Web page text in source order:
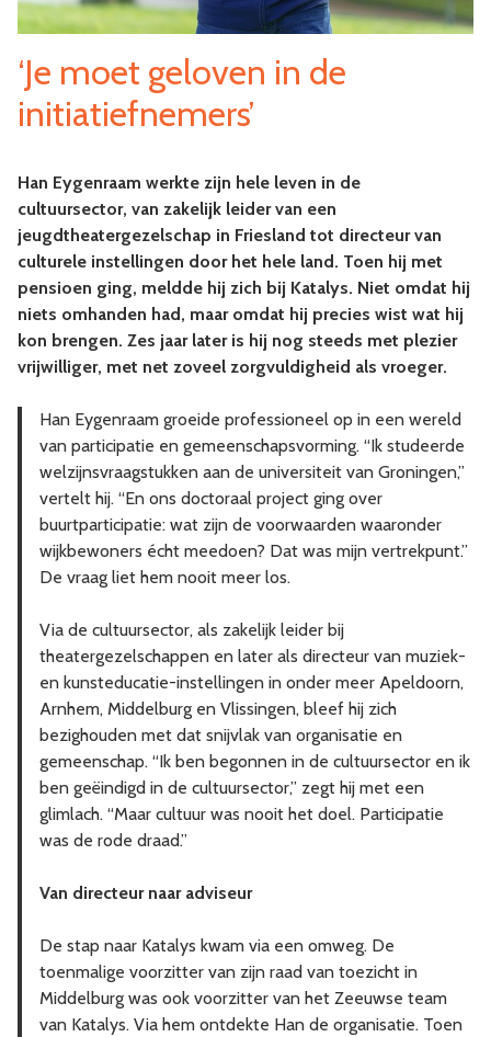
‘Je moet geloven in de
initiatiefnemers’
Han Eygenraam werkte zijn hele leven in de
cultuursector, van zakelijk leider van een
jeugdtheatergezelschap in Friesland tot directeur van
culturele instellingen door het hele land. Toen hij met
pensioen ging, meldde hij zich bij Katalys. Niet omdat hij
niets omhanden had, maar omdat hij precies wist wat hij
kon brengen. Zes jaar later is hij nog steeds met plezier
vrijwilliger, met net zoveel zorgvuldigheid als vroeger.
Han Eygenraam groeide professioneel op in een wereld
van participatie en gemeenschapsvorming. “Ik studeerde
welzijnsvraagstukken aan de universiteit van Groningen,”
vertelt hij. “En ons doctoraal project ging over
buurtparticipatie: wat zijn de voorwaarden waaronder
wijkbewoners écht meedoen? Dat was mijn vertrekpunt.”
De vraag liet hem nooit meer los.
Via de cultuursector, als zakelijk leider bij
theatergezelschappen en later als directeur van muziek-
en kunsteducatie-instellingen in onder meer Apeldoorn,
Arnhem, Middelburg en Vlissingen, bleef hij zich
bezighouden met dat snijvlak van organisatie en
gemeenschap. “Ik ben begonnen in de cultuursector en ik
ben geëindigd in de cultuursector,” zegt hij met een
glimlach. “Maar cultuur was nooit het doel. Participatie
was de rode draad.”
Van directeur naar adviseur
De stap naar Katalys kwam via een omweg. De
toenmalige voorzitter van zijn raad van toezicht in
Middelburg was ook voorzitter van het Zeeuwse team
van Katalys. Via hem ontdekte Han de organisatie. Toen